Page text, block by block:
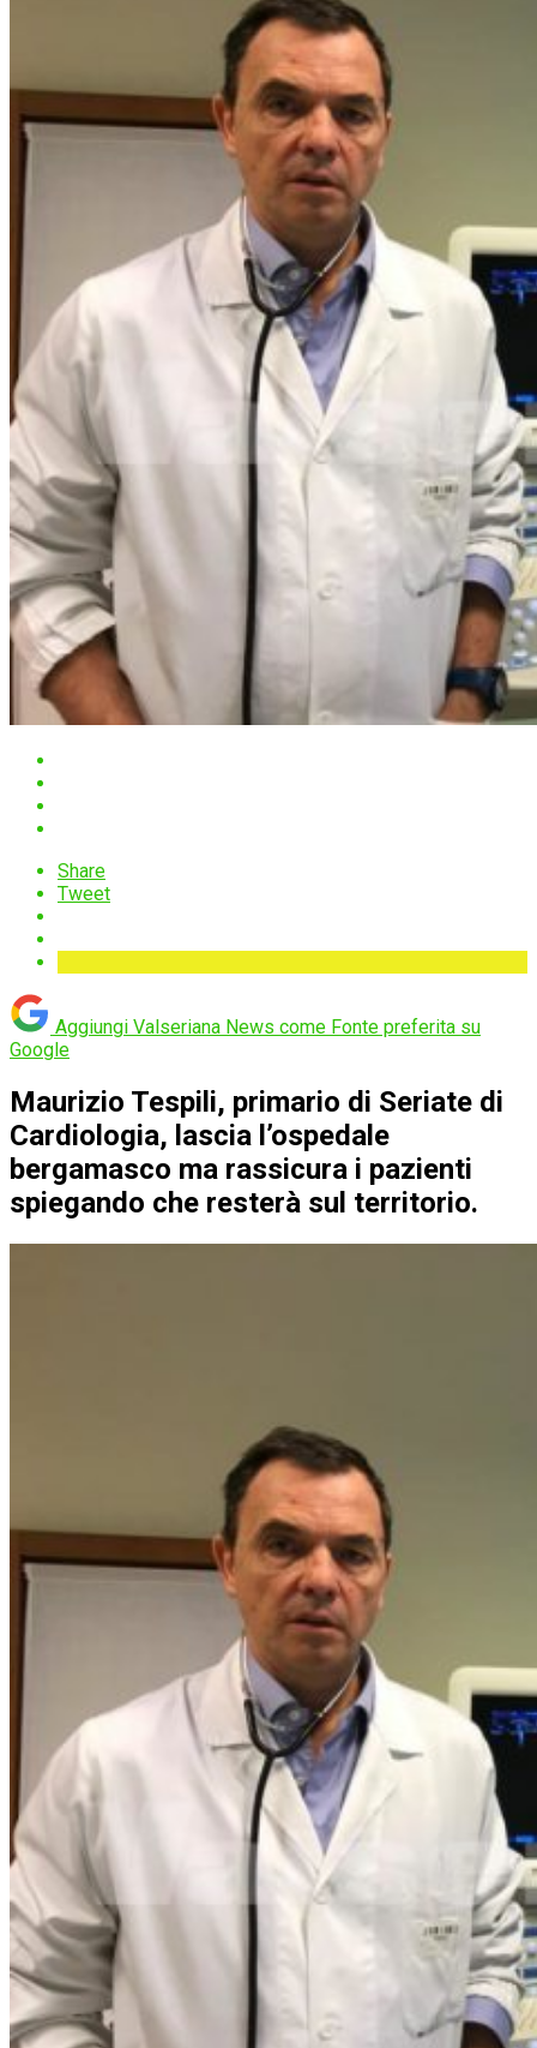
Share
Tweet
Aggiungi Valseriana News come Fonte preferita su
Google
Maurizio Tespili, primario di Seriate di
Cardiologia, lascia l’ospedale
bergamasco ma rassicura i pazienti
spiegando che resterà sul territorio.